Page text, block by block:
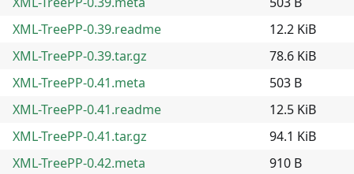
XML-TreePP-0.39.readme
12.2 KiB
XML-TreePP-0.39.tar.gz
78.6 KiB
XML-TreePP-0.41.meta
503 B
XML-TreePP-0.41.readme
12.5 KiB
XML-TreePP-0.41.tar.gz
94.1 KiB
XML-TreePP-0.42.meta
910 B